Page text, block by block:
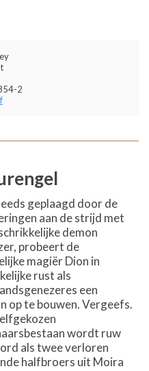
2
geplaagd door de
aan de strijd met
demon
probeert de
magiër Dion in
rust als
een
op te bouwen. Vergeefs.
wordt ruw
als twee verloren
halfbroers uit Moira